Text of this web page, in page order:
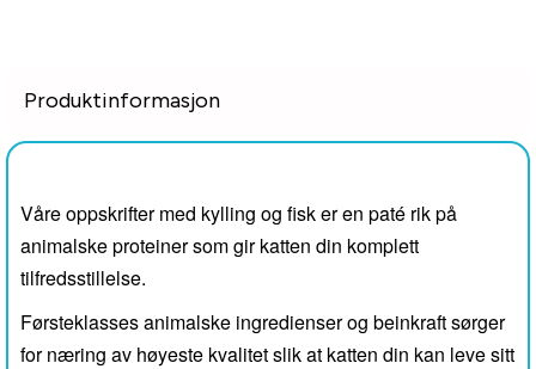
Produktinformasjon
Våre oppskrifter med kylling og fisk er en paté rik på
animalske proteiner som gir katten din komplett
tilfredsstillelse.
Førsteklasses animalske ingredienser og beinkraft sørger
for næring av høyeste kvalitet slik at katten din kan leve sitt